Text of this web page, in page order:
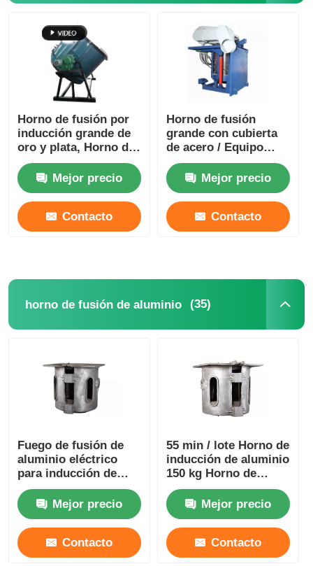
Horno de fusión por
inducción grande de
oro y plata, Horno de
fusión de metales
preciososMejor precio
Contacto
Horno de fusión
grande con cubierta
de acero / Equipo
industrial de fusión
de plata 1400KW
Mejor precio
Contacto
horno de fusión de aluminio (35)
Fuego de fusión de
aluminio eléctrico
para inducción de
lingotes de peso de
350 kgMejor precio
Contacto
55 min / lote Horno de
inducción de aluminio
150 kg Horno de
lingotes de vacío
estableMejor precio
Contacto